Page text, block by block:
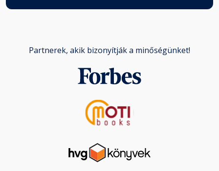
Partnerek, akik bizonyítják a minőségünket!